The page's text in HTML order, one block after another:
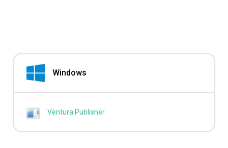
Windows
Ventura Publisher